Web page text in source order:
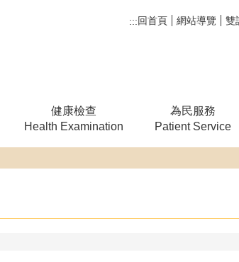
:::回首頁 網站導覽 雙
健康檢查
Health Examination
為民服務
Patient Service